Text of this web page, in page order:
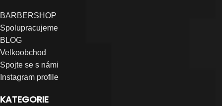
BARBERSHOP
Spolupracujeme
BLOG
Velkoobchod
Spojte se s námi
Instagram profile
KATEGORIE